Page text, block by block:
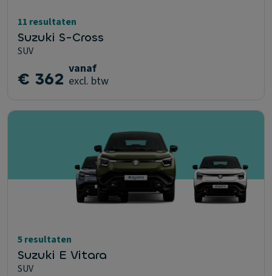
11 resultaten
Suzuki S-Cross
SUV
€ 362 vanaf
excl. btw
5 resultaten
Suzuki E Vitara
SUV